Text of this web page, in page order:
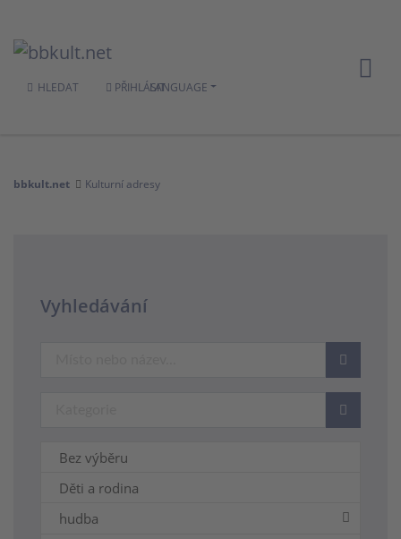
HLEDAT PŘIHLÁSITLANGUAGE
bbkult.net Kulturní adresy
Vyhledávání
Bez výběru
Děti a rodina
hudba